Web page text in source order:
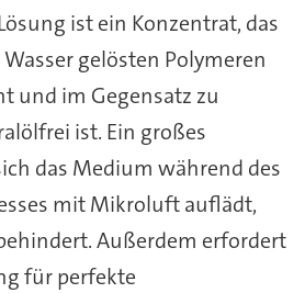
ist ein Konzentrat, das
gelösten Polymeren
und im Gegensatz zu
ist. Ein großes
das Medium während des
mit Mikroluft auflädt,
Außerdem erfordert
für perfekte